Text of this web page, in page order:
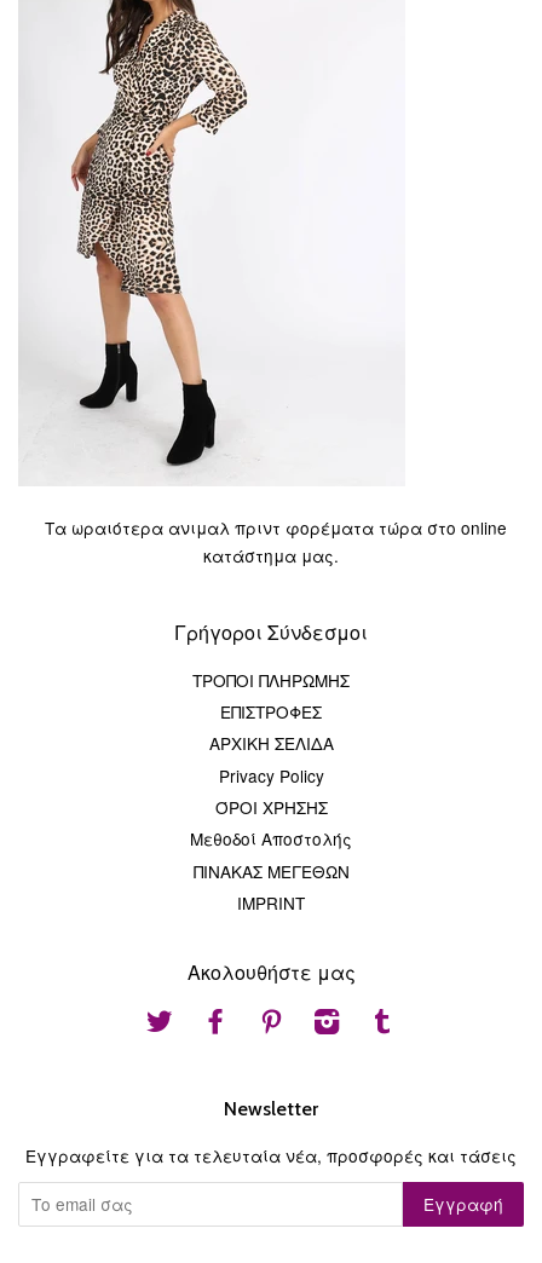
Τα ωραιότερα ανιμαλ πριντ φορέματα τώρα στο online
κατάστημα μας.
Γρήγοροι Σύνδεσμοι
ΤΡΟΠΟΙ ΠΛΗΡΩΜΗΣ
ΕΠΙΣΤΡΟΦΕΣ
ΑΡΧΙΚΗ ΣΕΛΙΔΑ
Privacy Policy
ΌΡΟΙ ΧΡΗΣΗΣ
Μεθοδοί Αποστολής
ΠΙΝΑΚΑΣ ΜΕΓΕΘΩΝ
IMPRINT
Ακολουθήστε μας
Twitter Facebook Pinterest Instagram
Newsletter
Εγγραφείτε για τα τελευταία νέα, προσφορές και τάσεις